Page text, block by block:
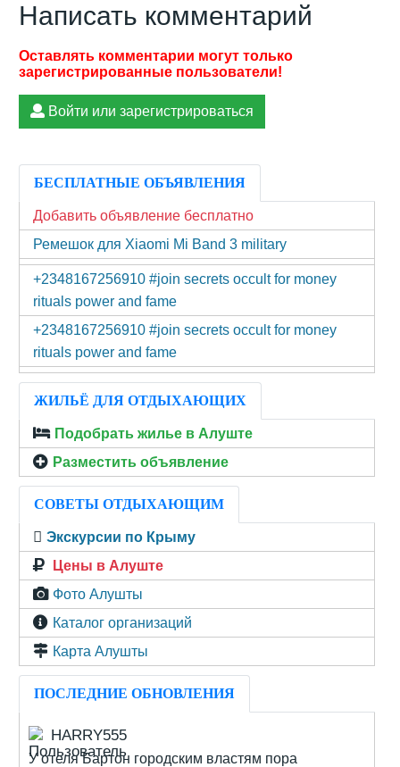
Написать комментарий
Войти или зарегистрироваться
БЕСПЛАТНЫЕ ОБЪЯВЛЕНИЯ
Добавить объявление бесплатно
Ремешок для Xiaomi Mi Band 3 military
+2348167256910 #join secrets occult for money
rituals power and fame
+2348167256910 #join secrets occult for money
rituals power and fame
ЖИЛЬЁ ДЛЯ ОТДЫХАЮЩИХ
Подобрать жилье в Алуште
Разместить объявление
СОВЕТЫ ОТДЫХАЮЩИМ
Экскурсии по Крыму
Цены в Алуште
Фото Алушты
Каталог организаций
Карта Алушты
ПОСЛЕДНИЕ ОБНОВЛЕНИЯ
HARRY555
У отеля Бартон городским властям пора